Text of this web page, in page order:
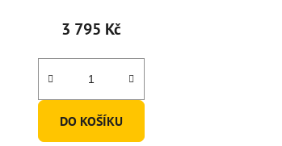
3 795 Kč
DO KOŠÍKU